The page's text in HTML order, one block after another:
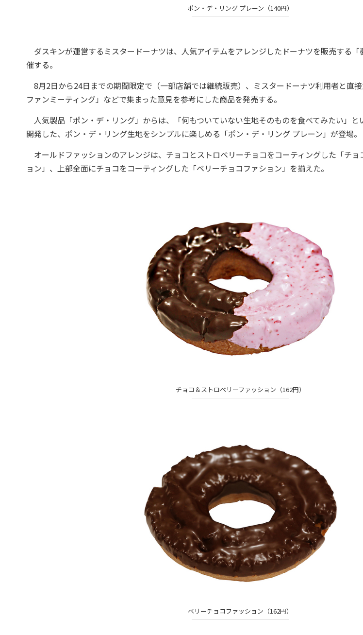
ポン・デ・リング プレーン（140円）
ダスキンが運営するミスタードーナツは、人気アイテムをアレンジしたドーナツを販売する
催する。
8月2日から24日までの期間限定で（一部店舗では継続販売）、ミスタードーナツ利用者と直
ファンミーティング」などで集まった意見を参考にした商品を発売する。
人気製品「ポン・デ・リング」からは、「何もついていない生地そのものを食べてみたい」と
開発した、ポン・デ・リング生地をシンプルに楽しめる「ポン・デ・リング プレーン」が登場。
オールドファッションのアレンジは、チョコとストロベリーチョコをコーティングした「チョ
ョン」、上部全面にチョコをコーティングした「ベリーチョコファション」を揃えた。
チョコ＆ストロベリーファッション（162円）
ベリーチョコファッション（162円）